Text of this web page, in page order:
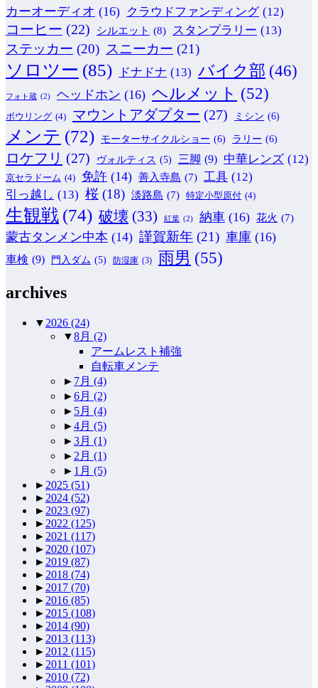
カーオーディオ (16) クラウドファンディング (12)
コーヒー (22) シルエット (8) スタンプラリー (13)
ステッカー (20) スニーカー (21)
ソロツー (85) ドナドナ (13) バイク部 (46)
フォト蔵 (2) ヘッドホン (16) ヘルメット (52)
ボウリング (4) マウントアダプター (27) ミシン (6)
メンテ (72) モーターサイクルショー (6) ラリー (6)
ロケフリ (27) ヴォルティス (5) 三脚 (9) 中華レンズ (12)
京セラドーム (4) 免許 (14) 善入寺島 (7) 工具 (12)
引っ越し (13) 桜 (18) 淡路島 (7) 特定小型原付 (4)
生観戦 (74) 破壊 (33) 紅葉 (2) 納車 (16) 花火 (7)
蒙古タンメン中本 (14) 謹賀新年 (21) 車庫 (16)
車検 (9) 門入ダム (5) 防湿庫 (3) 雨男 (55)
archives
▼ 2026 (24)
▼8月 (2)
アームレスト補強
自転車メンテ
► 7月 (4)
►6月 (2)
► 5月 (4)
►4月 (5)
►3月 (1)
► 2月 (1)
► 1月 (5)
► 2025 (51)
► 2024 (52)
► 2023 (97)
► 2022 (125)
► 2021 (117)
► 2020 (107)
► 2019 (87)
► 2018 (74)
► 2017 (70)
► 2016 (85)
► 2015 (108)
► 2014 (90)
► 2013 (113)
► 2012 (115)
► 2011 (101)
► 2010 (72)